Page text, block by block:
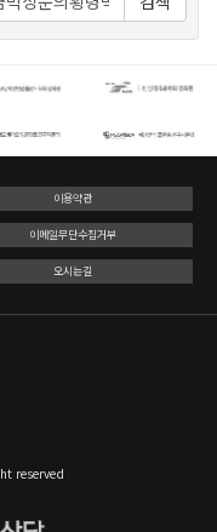
이용약관
이메일무단수집거부
오시는길
reserved